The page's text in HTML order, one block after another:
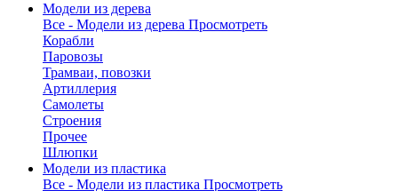
Модели из дерева
Все - Модели из дерева Просмотреть
Корабли
Паровозы
Трамваи, повозки
Артиллерия
Самолеты
Строения
Прочее
Шлюпки
Модели из пластика
Все - Модели из пластика Просмотреть